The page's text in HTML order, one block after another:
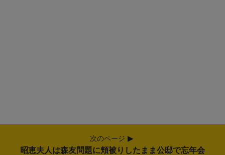
次のページ
昭恵夫人は森友問題に頬被りしたまま公邸で忘年会